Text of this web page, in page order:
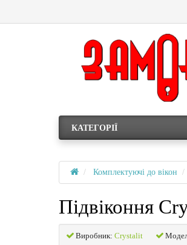
КАТЕГОРІЇ
Комплектуючі до вікон
Підвіконня
Виробник: Crystalit